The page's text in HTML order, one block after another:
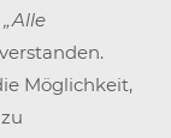
„Alle
Möglichkeit,